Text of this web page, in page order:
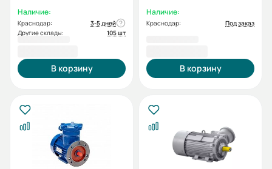
Наличие:
Краснодар:
3-5 дней
Другие склады:
105 шт
В корзину
Наличие:
Краснодар: Под заказ
В корзину